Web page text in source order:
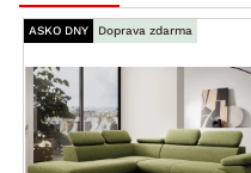
ASKO DNY Doprava zdarma